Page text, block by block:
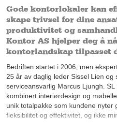
Gode kontorlokaler kan
skape trivsel for dine
produktivitet og
Kontor AS hjelper deg å
kontorlandskap tilpasset
Bedriften startet i 2006, men
25 år av daglig leder Sissel Lien og
serviceansvarlig Marcus Ljungh.
kombinert interiørdesign og
unik totalpakke som kundene nyter
fleksibilitet og effektivitet, og ikke